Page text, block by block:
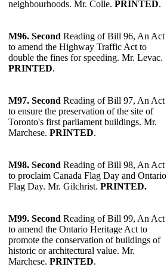
neighbourhoods. Mr. Colle. PRINTED.
M96. Second Reading of Bill 96, An Act
to amend the Highway Traffic Act to
double the fines for speeding. Mr. Levac.
PRINTED.
M97. Second Reading of Bill 97, An Act
to ensure the preservation of the site of
Toronto's first parliament buildings. Mr.
Marchese. PRINTED.
M98. Second Reading of Bill 98, An Act
to proclaim Canada Flag Day and Ontario
Flag Day. Mr. Gilchrist. PRINTED.
M99. Second Reading of Bill 99, An Act
to amend the Ontario Heritage Act to
promote the conservation of buildings of
historic or architectural value. Mr.
Marchese. PRINTED.